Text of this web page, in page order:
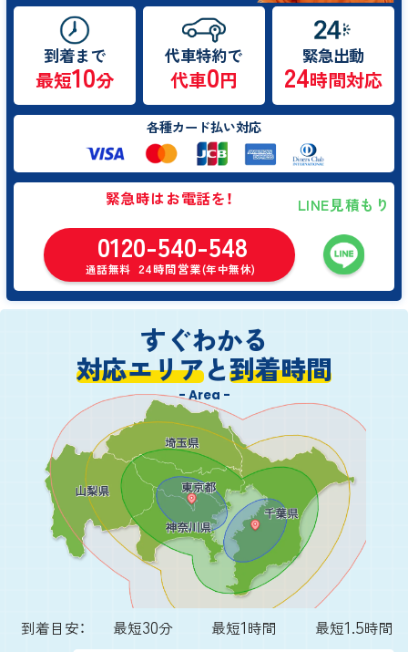
到着まで
最短10分
代車特約で
代車0円
緊急出動
24時間対応
各種カード払い対応
緊急時はお電話を！
0120-540-548
通話無料 24時間営業(年中無休)
LINE見積もり
すぐわかる
対応エリアと到着時間
- Area -
到着目安： 最短30分 最短1時間 最短1.5時間